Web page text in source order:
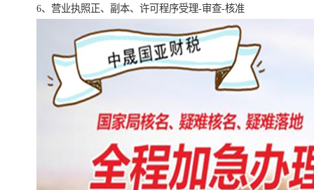
6、营业执照正、副本、许可程序受理-审查-核准